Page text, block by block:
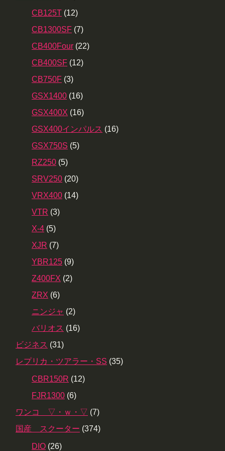
CB125T (12)
CB1300SF (7)
CB400Four (22)
CB400SF (12)
CB750F (3)
GSX1400 (16)
GSX400X (16)
GSX400インパルス (16)
GSX750S (5)
RZ250 (5)
SRV250 (20)
VRX400 (14)
VTR (3)
X-4 (5)
XJR (7)
YBR125 (9)
Z400FX (2)
ZRX (6)
ニンジャ (2)
バリオス (16)
ビジネス (31)
レプリカ・ツアラー・SS (35)
CBR150R (12)
FJR1300 (6)
ワンコ ▽・ｗ・▽ (7)
国産 スクーター (374)
DIO (26)